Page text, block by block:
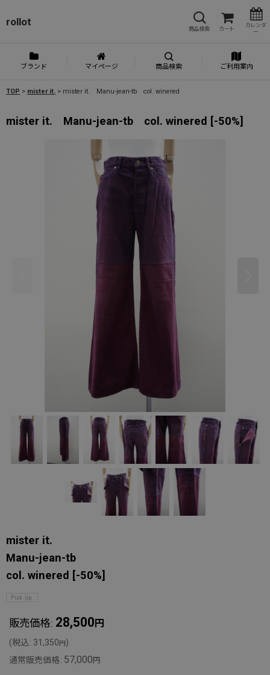
rollot
商品検索 カート
カレンダ
ー
ブランド マイページ 商品検索 ご利用案内
TOP > mister it. > mister it. Manu-jean-tb col. winered
mister it. Manu-jean-tb col. winered [-50%]
mister it.
Manu-jean-tb
col. winered [-50%]
販売価格: 28,500 円
(税込: 31,350円)
通常販売価格: 57,000 円